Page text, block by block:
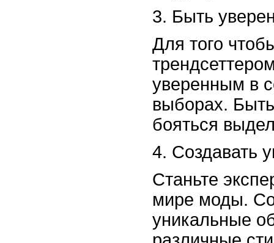
3. Быть
Для того
уверенным в
выборах.
бояться
4. Создавать
Станьте
мире моды.
уникальные